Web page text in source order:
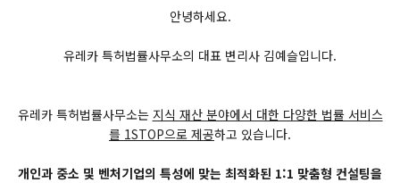
안녕하세요.
유레카 특허법률사무소의 대표 변리사 김예슬입니다.
유레카 특허법률사무소는 지식 재산 분야에서 대한 다양한 법률 서비스
를 1STOP으로 제공하고 있습니다.
개인과 중소 및 벤처기업의 특성에 맞는 최적화된 1:1 맞춤형 컨설팅을